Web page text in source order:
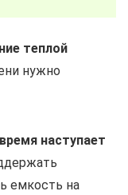
теплой
нужно
наступает
емкость на